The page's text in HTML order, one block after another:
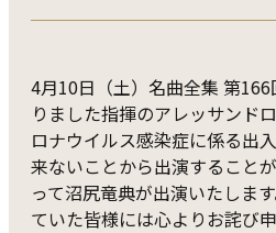
4月10日（土）名曲全集 第
りました指揮のアレッサンド
ロナウイルス感染症に係る出
来ないことから出演すること
って沼尻竜典が出演いたしま
ていた皆様には心よりお詫び申